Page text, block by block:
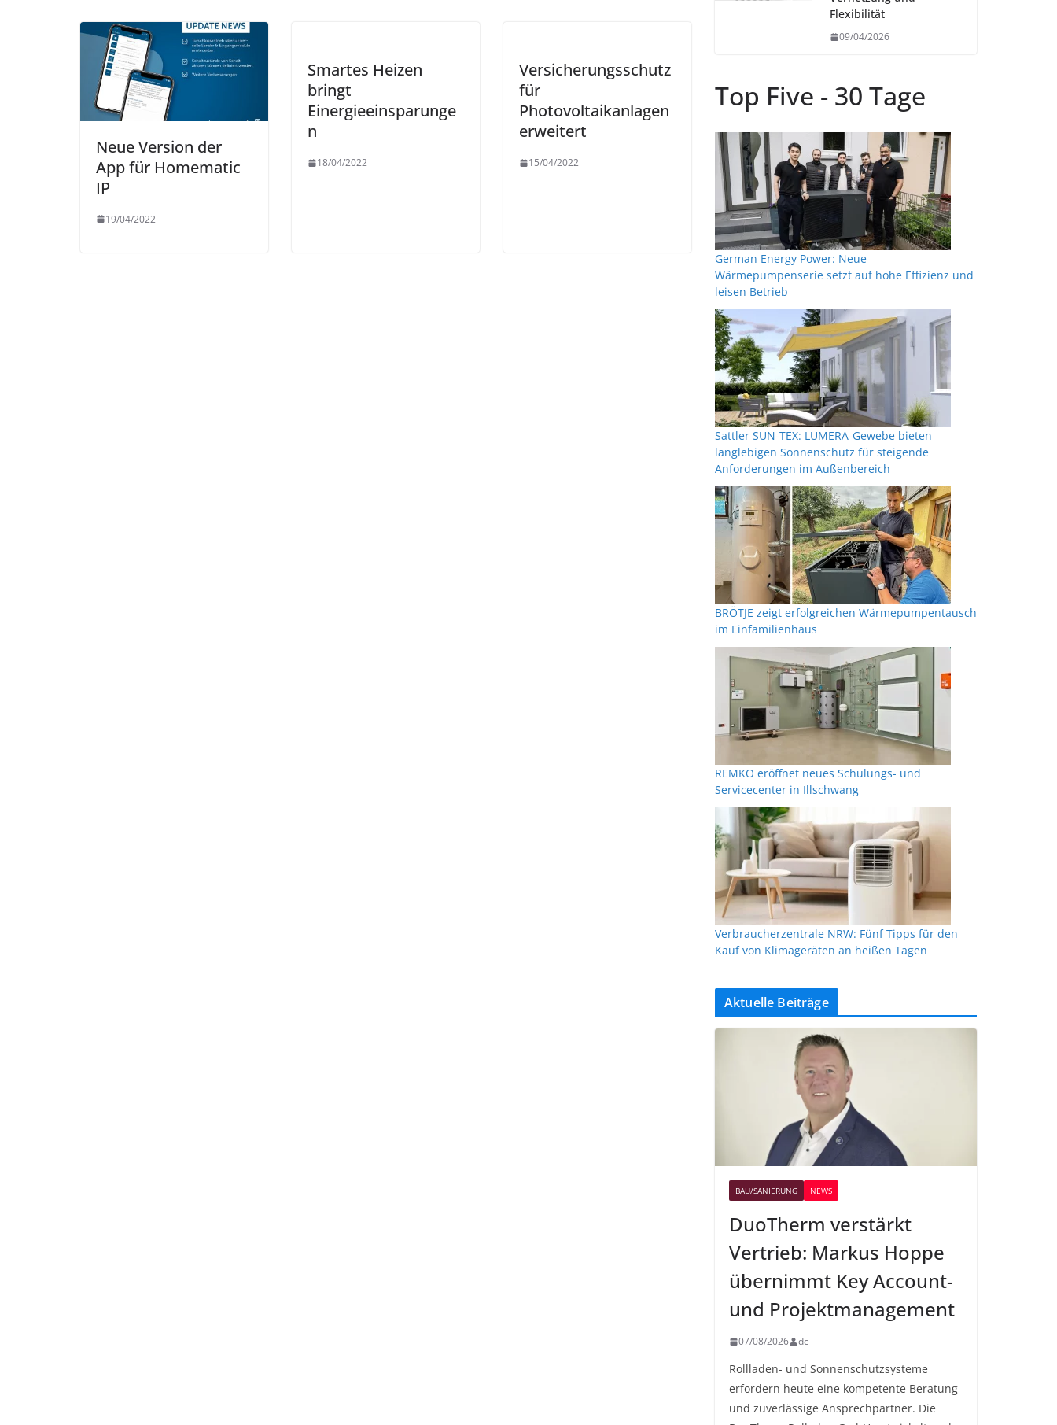
Neue Version der
App für Homematic
IP
19/04/2022
Smartes Heizen
bringt
Einergieeinsparunge
n
18/04/2022
Versicherungsschutz
für
Photovoltaikanlagen
erweitert
15/04/2022
Flexibilität
09/04/2026
Top Five - 30 Tage
German Energy Power: Neue
Wärmepumpenserie setzt auf hohe Effizienz und
leisen Betrieb
Sattler SUN-TEX: LUMERA-Gewebe bieten
langlebigen Sonnenschutz für steigende
Anforderungen im Außenbereich
BRÖTJE zeigt erfolgreichen Wärmepumpentausch
im Einfamilienhaus
REMKO eröffnet neues Schulungs- und
Servicecenter in Illschwang
Verbraucherzentrale NRW: Fünf Tipps für den
Kauf von Klimageräten an heißen Tagen
Aktuelle Beiträge
BAU/SANIERUNG NEWS
DuoTherm verstärkt
Vertrieb: Markus Hoppe
übernimmt Key Account-
und Projektmanagement
07/08/2026 dc
Rollladen- und Sonnenschutzsysteme
erfordern heute eine kompetente Beratung
und zuverlässige Ansprechpartner. Die